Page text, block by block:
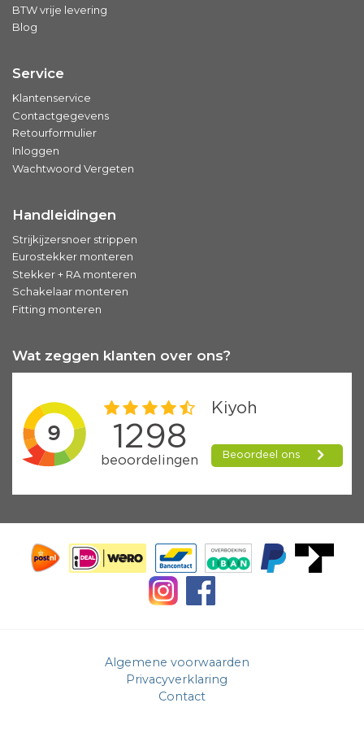
BTW vrije levering
Blog
Service
Klantenservice
Contactgegevens
Retourformulier
Inloggen
Wachtwoord Vergeten
Handleidingen
Strijkijzersnoer strippen
Eurostekker monteren
Stekker + RA monteren
Schakelaar monteren
Fitting monteren
Wat zeggen klanten over ons?
Algemene voorwaarden
Privacyverklaring
Contact